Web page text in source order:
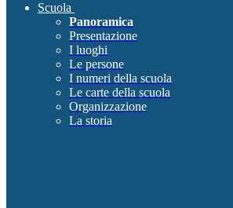
Scuola
Panoramica
Presentazione
I luoghi
Le persone
I numeri della scuola
Le carte della scuola
Organizzazione
La storia